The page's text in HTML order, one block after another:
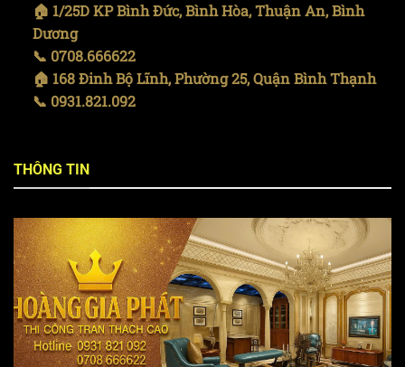
🏠 1/25D KP Bình Đức, Bình Hòa, Thuận An, Bình
Dương
📞 0708.666622
🏠 168 Đinh Bộ Lĩnh, Phường 25, Quận Bình Thạnh
📞 0931.821.092
THÔNG TIN